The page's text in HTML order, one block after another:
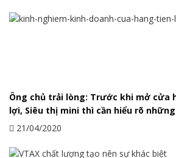
Ông chủ trải lòng: Trước khi mở cửa
lợi, Siêu thị mini thì cần hiểu rõ
21/04/2020